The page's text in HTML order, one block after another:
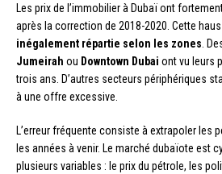
Les prix de l’immobilier à Dubaï ont
après la correction de 2018-2020. Cette
inégalement répartie selon les zones .
Jumeirah ou Downtown Dubai ont vu leurs
trois ans. D’autres secteurs périphériques
à une offre excessive.
L’erreur fréquente consiste à extrapoler les
les années à venir. Le marché dubaïote est
plusieurs variables : le prix du pétrole, les